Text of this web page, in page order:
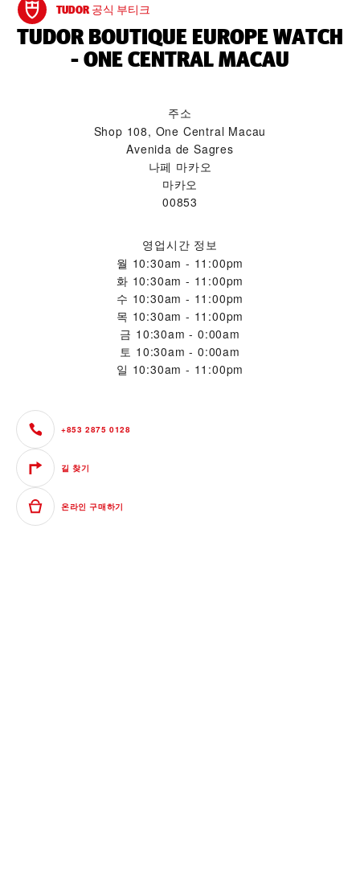
TUDOR 공식 부티크
‭TUDOR BOUTIQUE EUROPE WATCH
- ONE CENTRAL MACAU‬
주소
Shop 108, One Central Macau
Avenida de Sagres
나페 마카오
마카오
00853
영업시간 정보
월 10:30am - 11:00pm
화 10:30am - 11:00pm
수 10:30am - 11:00pm
목 10:30am - 11:00pm
금 10:30am - 0:00am
토 10:30am - 0:00am
일 10:30am - 11:00pm
+853 2875 0128
길 찾기
온라인 구매하기